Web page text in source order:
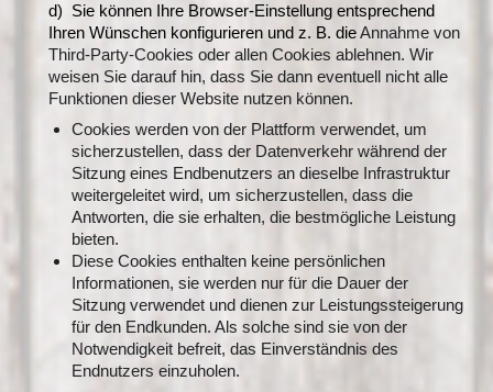
d) Sie können Ihre Browser-Einstellung entsprechend
Ihren Wünschen konfigurieren und z. B. dieAnnahme von
Third-Party-Cookies oder allen Cookies ablehnen. Wir
weisen Sie darauf hin, dass Sie dann eventuell nicht alle
Funktionen dieser Website nutzen können.
Cookies werden von der Plattform verwendet, um
sicherzustellen, dass der Datenverkehr während der
Sitzung eines Endbenutzers an dieselbe Infrastruktur
weitergeleitet wird, um sicherzustellen, dass die
Antworten, die sie erhalten, die bestmögliche Leistung
bieten.
Diese Cookies enthalten keine persönlichen
Informationen, sie werden nur für die Dauer der
Sitzung verwendet und dienen zur Leistungssteigerung
für den Endkunden. Als solche sind sie von der
Notwendigkeit befreit, das Einverständnis des
Endnutzers einzuholen.